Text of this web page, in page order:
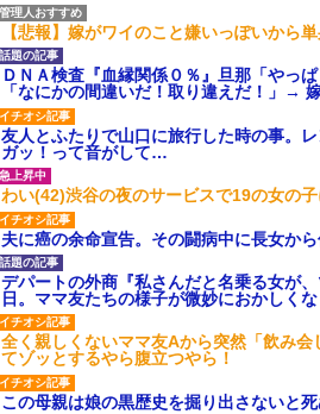
【悲報】嫁がワイのこと嫌いっぽいから
ＤＮＡ検査『血縁関係０％』旦那「やっ
「なにかの間違いだ！取り違えだ！」→
友人とふたりで山口に旅行した時の事。
ガッ！って音がして…
わい(42)渋谷の夜のサービスで19の女の
夫に癌の余命宣告。その闘病中に長女か
デパートの外商『私さんだと名乗る女が
日。ママ友たちの様子が微妙におかしくな
全く親しくないママ友Aから突然「飲み
てゾッとするやら腹立つやら！
この母親は娘の黒歴史を掘り出さないと